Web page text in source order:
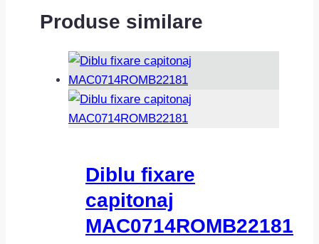
Produse similare
Diblu fixare
capitonaj
MAC0714ROMB22181